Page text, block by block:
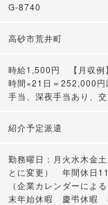
G-8740
高砂市荒井町
時給1,500円 【月収例
時間×21日＝252,000
手当、深夜手当あり、
紹介予定派遣
勤務曜日：月火水木金
とに変更） 年間休日
（企業カレンダーに
末年始休暇 慶弔休暇